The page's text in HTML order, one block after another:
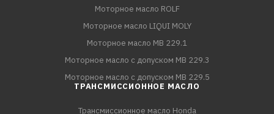
Моторное масло ROLF
Моторное масло LIQUI MOLY
Моторное масло MB 229.1
Моторное масло с допуском MB 229.3
Моторное масло с допуском MB 229.5
ТРАНСМИССИОННОЕ МАСЛО
Трансмиссионное масло Honda